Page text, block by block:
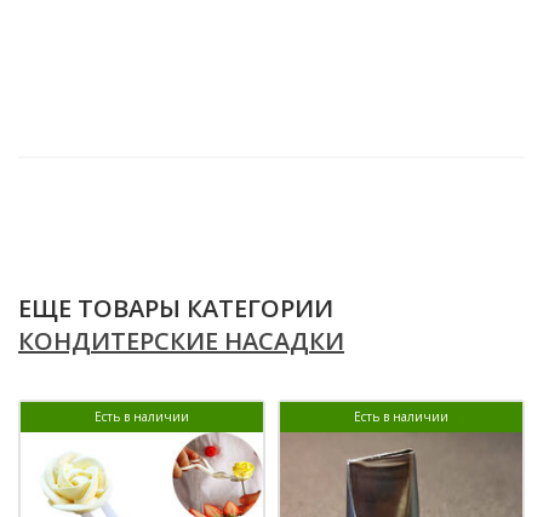
ЕЩЕ ТОВАРЫ КАТЕГОРИИ
КОНДИТЕРСКИЕ НАСАДКИ
Есть в наличии Есть в наличии